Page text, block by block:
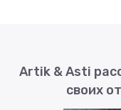
Artik & Asti
своих